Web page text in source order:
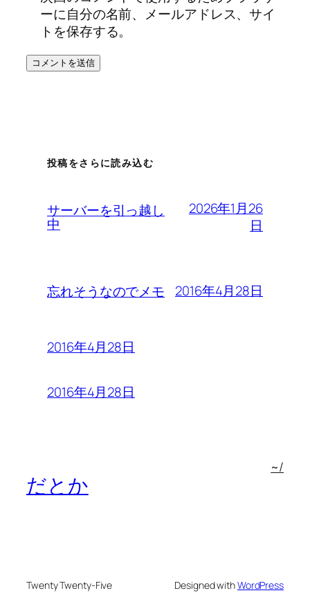
ーに自分の名前、メールアドレス、サイ
トを保存する。
投稿をさらに読み込む
サーバーを引っ越し
中
2026年1月26
日
忘れそうなのでメモ 2016年4月28日
2016年4月28日
2016年4月28日
だとか
~/
Twenty Twenty-Five Designed withWordPress